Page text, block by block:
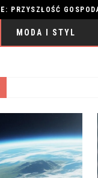
MODA I STYL